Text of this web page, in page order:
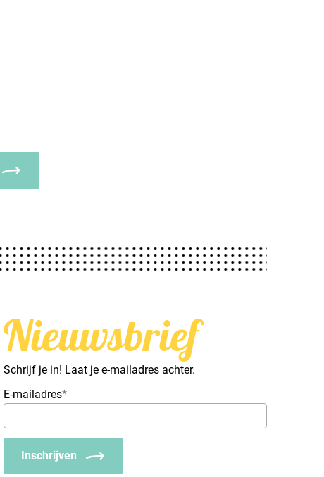
Nieuwsbrief
Schrijf je in! Laat je e-mailadres achter.
E-mailadres*
Inschrijven